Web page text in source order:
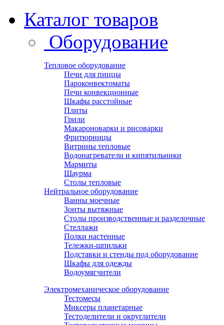
Каталог товаров
Оборудование
Тепловое оборудование
Печи для пиццы
Пароконвектоматы
Печи конвекционные
Шкафы расстойные
Плиты
Грили
Макароноварки и рисоварки
Фритюрницы
Витрины тепловые
Водонагреватели и кипятильники
Мармиты
Шаурма
Столы тепловые
Нейтральное оборудование
Ванны моечные
Зонты вытяжные
Столы производственные и разделочные
Стеллажи
Полки настенные
Тележки-шпильки
Подставки и стенды под оборудование
Шкафы для одежды
Водоумягчители
Электромеханическое оборудование
Тестомесы
Миксеры планетарные
Тестоделители и округлители